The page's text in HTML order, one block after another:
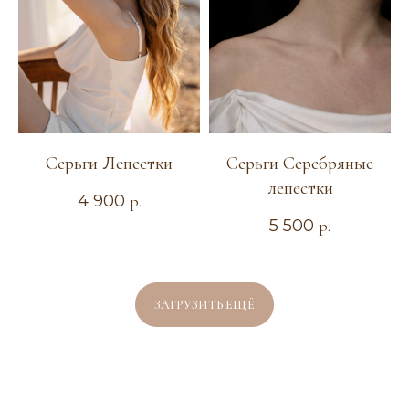
Серьги Лепестки
4 900 р.
Серьги Серебряные
лепестки
5 500 р.
ЗАГРУЗИТЬ ЕЩЁ
ТЕЛЕФОН
+7 904 367-17-18
Повседневные украшения
Диадемы и ободки